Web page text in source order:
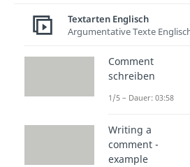
The
Wichtige
Video
Textarten Englisch
Argumentative Texte
Comment
schreiben
1/5 – Dauer: 03:58
Writing a
comment -
example